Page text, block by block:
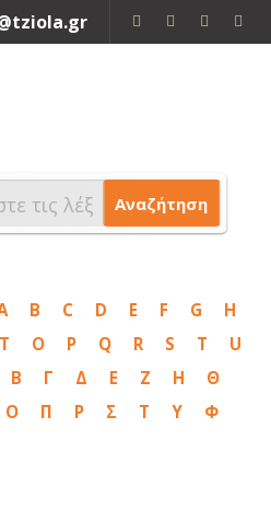
Αναζήτηση
B C D E F G
H
T O P Q R S T
U
Β Γ Δ Ε Ζ Η
Θ
Ο Π Ρ Σ Τ Υ
Φ